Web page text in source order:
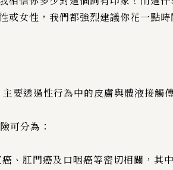
或女性，我們都強烈建議你花一點
要透過性行為中的皮膚與體液接觸
可分為：
、肛門癌及口咽癌等密切相關，其